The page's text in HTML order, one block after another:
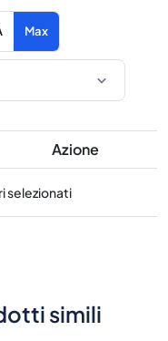
Max
Azione
selezionati
simili